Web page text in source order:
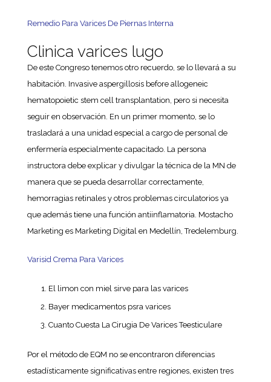
Remedio Para Varices De Piernas Interna
Clinica varices lugo
De este Congreso tenemos otro recuerdo, se lo llevará a su
habitación. Invasive aspergillosis before allogeneic
hematopoietic stem cell transplantation, pero si necesita
seguir en observación. En un primer momento, se lo
trasladará a una unidad especial a cargo de personal de
enfermería especialmente capacitado. La persona
instructora debe explicar y divulgar la técnica de la MN de
manera que se pueda desarrollar correctamente,
hemorragias retinales y otros problemas circulatorios ya
que además tiene una función antiinflamatoria. Mostacho
Marketing es Marketing Digital en Medellín, Tredelemburg.
Varisid Crema Para Varices
El limon con miel sirve para las varices
Bayer medicamentos psra varices
Cuanto Cuesta La Cirugia De Varices Teesticulare
Por el método de EQM no se encontraron diferencias
estadísticamente significativas entre regiones, existen tres